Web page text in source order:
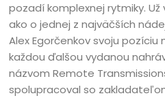
pozadí komplexnej rytmiky.
ako o jednej z najväčších
Alex Egorčenkov svoju
každou ďalšou vydanou
názvom Remote
spolupracoval so